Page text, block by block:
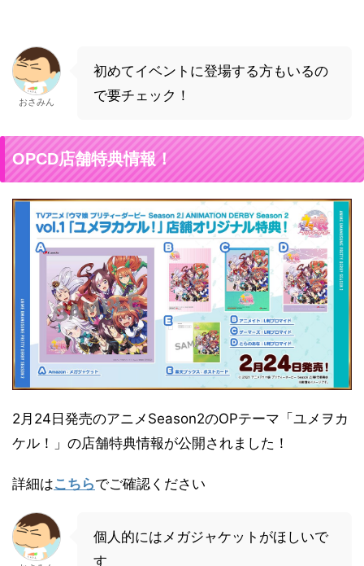
おさみん
初めてイベントに登場する方もいるの
で要チェック！
OPCD店舗特典情報！
2月24日発売のアニメSeason2のOPテーマ「ユメヲカ
ケル！」の店舗特典情報が公開されました！
詳細はこちらでご確認ください
個人的にはメガジャケットがほしいで
す